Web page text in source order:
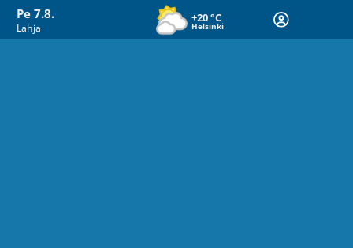
Pe 7.8.
Lahja
+20°C
Helsinki